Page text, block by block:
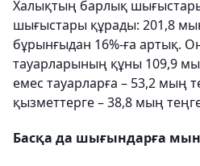
Халықтың барлық
шығыстары құрады: 201,8
бұрынғыдан 16%-ға артық.
тауарларының құны 109,9
емес тауарларға – 53,2 мың
қызметтерге – 38,8 мың
Басқа да шығындарға